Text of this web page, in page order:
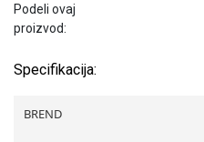
Podeli ovaj
proizvod:
Specifikacija:
BREND